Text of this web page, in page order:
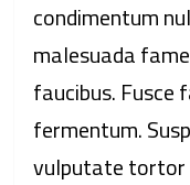
condimentum
malesuada
faucibus. Fusce
fermentum.
vulputate tortor